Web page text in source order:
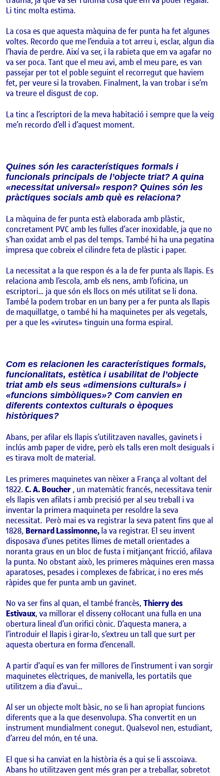
Li tinc molta estima.
La cosa es que aquesta màquina de fer punta ha fet algunes
voltes. Recordo que me l’enduia a tot arreu i, esclar, algun dia
l’havia de perdre. Així va ser, i la rabieta que em va agafar no
va ser poca. Tant que el meu avi, amb el meu pare, es van
passejar per tot el poble seguint el recorregut que haviem
fet, per veure si la trovaben. Finalment, la van trobar i se’m
va treure el disgust de cop.
La tinc a l’escriptori de la meva habitació i sempre que la veig
me’n recordo d’ell i d’aquest moment.
Quines són les característiques formals i
funcionals principals de l’objecte triat? A quina
«necessitat universal» respon? Quines són les
pràctiques socials amb què es relaciona?
La màquina de fer punta està elaborada amb plàstic,
concretament PVC amb les fulles d’acer inoxidable, ja que no
s’han oxidat amb el pas del temps. També hi ha una pegatina
impresa que cobreix el cilindre feta de plàstic i paper.
La necessitat a la que respon és a la de fer punta als llapis. Es
relaciona amb l’escola, amb els nens, amb l’oficina, un
escriptori… ja que són els llocs on més utilitat se li dona.
També la podem trobar en un bany per a fer punta als llapis
de maquillatge, o també hi ha maquinetes per als vegetals,
per a que les «virutes» tinguin una forma espiral.
Com es relacionen les característiques formals,
funcionalitats, estètica i usabilitat de l’objecte
triat amb els seus «dimensions culturals» i
«funcions simbòliques»? Com canvien en
diferents contextos culturals o èpoques
històriques?
Abans, per afilar els llapis s’utilitzaven navalles, gavinets i
inclús amb paper de vidre, però els talls eren molt desiguals i
es tirava molt de material.
Les primeres maquinetes van nèixer a França al voltant del
1822. C. A. Boucher , un matemàtic francés, necessitava tenir
els llapis ven afilats i amb precisió per al seu treball i va
inventar la primera maquineta per resoldre la seva
necessitat. Però mai es va registrar la seva patent fins que al
1828, Bernard Lassimonne, la va registrar. El seu invent
disposava d’unes petites llimes de metall orientades a
noranta graus en un bloc de fusta i mitjançant fricció, afilava
la punta. No obstant això, les primeres màquines eren massa
aparatoses, pesades i complexes de fabricar, i no eres més
ràpides que fer punta amb un gavinet.
No va ser fins al quan, el també francès, Thierry des
Estivaux, va millorar el disseny col·locant una fulla en una
obertura lineal d’un orifici cònic. D’aquesta manera, a
l’introduir el llapis i girar-lo, s’extreu un tall que surt per
aquesta obertura en forma d’encenall.
A partir d’aquí es van fer millores de l’instrument i van sorgir
maquinetes elèctriques, de manivella, les portatils que
utilitzem a dia d’avui…
Al ser un objecte molt bàsic, no se li han apropiat funcions
diferents que a la que desenvolupa. S’ha convertit en un
instrument mundialment conegut. Qualsevol nen, estudiant,
d’arreu del món, en té una.
El que si ha canviat en la història és a qui se li asscoiava.
Abans ho utilitzaven gent més gran per a treballar, sobretot